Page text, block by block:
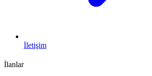
İletişim
İlanlar